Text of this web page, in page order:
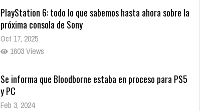
PlayStation 6: todo lo que sabemos hasta ahora sobre la
próxima consola de Sony
Oct 17, 2025
1603 Views
Se informa que Bloodborne estaba en proceso para PS5
y PC
Feb 3, 2024